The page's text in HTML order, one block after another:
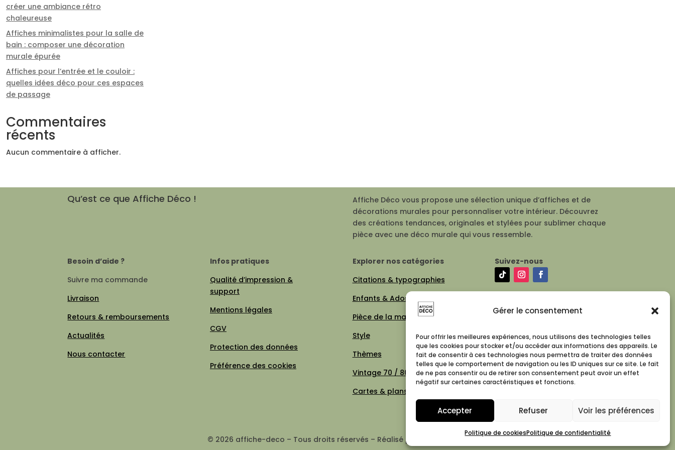
Gérer le consentement
Pour offrir les meilleures expériences, nous utilisons des technologies telles
que les cookies pour stocker et/ou accéder aux informations des appareils. Le
fait de consentir à ces technologies nous permettra de traiter des données
telles que le comportement de navigation ou les ID uniques sur ce site. Le fait
de ne pas consentir ou de retirer son consentement peut avoir un effet
négatif sur certaines caractéristiques et fonctions.
Accepter Refuser Voir les préférences
Politique de cookiesPolitique de confidentialité
créer une ambiance rétro
chaleureuse
Affiches minimalistes pour la salle de
bain : composer une décoration
murale épurée
Affiches pour l’entrée et le couloir :
quelles idées déco pour ces espaces
de passage
Commentaires
récents
Aucun commentaire à afficher.
Qu’est ce que Affiche Déco !
Affiche Déco vous propose une sélection unique d’affiches et de
décorations murales pour personnaliser votre intérieur. Découvrez
des créations tendances, originales et stylées pour sublimer chaque
pièce avec une déco murale qui vous ressemble.
Besoin d’aide ?
Suivre ma commande
Livraison
Retours & remboursements
Actualités
Nous contacter
Infos pratiques
Qualité d’impression &
support
Mentions légales
CGV
Protection des données
Préférence des cookies
Explorer nos catégories
Citations & typographies
Enfants & Ados
Pièce de la maison
Style
Thèmes
Vintage 70 / 80
Cartes & plans de villes
Suivez-nous
© 2026 affiche-deco – Tous droits réservés – Réalisé par Affiche Déco